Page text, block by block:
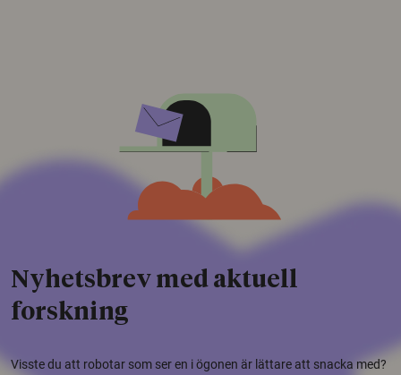
Nyhetsbrev med aktuell
forskning
Visste du att robotar som ser en i ögonen är lättare att snacka med?